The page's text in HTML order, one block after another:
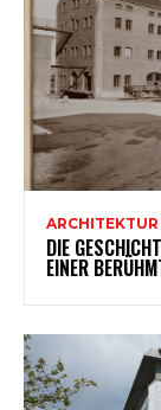
ARCHITEKTUR
DIE
EINER